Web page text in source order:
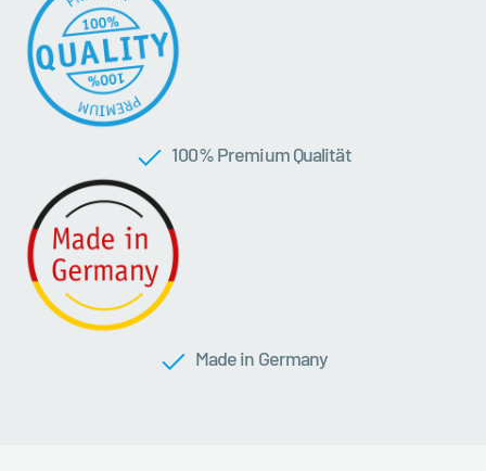
100 % Premium Qualität
Made in Germany